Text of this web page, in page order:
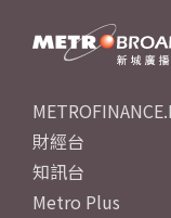
財經台
知訊台
Metro Plus